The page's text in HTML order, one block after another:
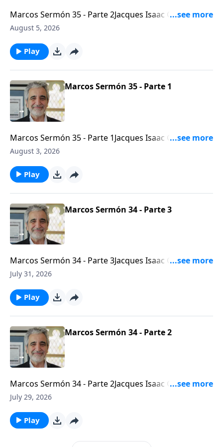
Marcos Sermón 35 - Parte 2Jacques Isaac Gabizon -
Líder mesiánico de la Congregación Beth
August 5, 2026
Play
Marcos Sermón 35 - Parte 1
Marcos Sermón 35 - Parte 1Jacques Isaac Gabizon -
Líder mesiánico de la Congregación Beth
August 3, 2026
Play
Marcos Sermón 34 - Parte 3
Marcos Sermón 34 - Parte 3Jacques Isaac Gabizon -
Líder mesiánico de la Congregación Beth
July 31, 2026
Play
Marcos Sermón 34 - Parte 2
Marcos Sermón 34 - Parte 2Jacques Isaac Gabizon -
Líder mesiánico de la Congregación Beth
July 29, 2026
Play